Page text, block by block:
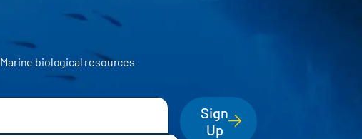
Marine biological resources
Sign
Up